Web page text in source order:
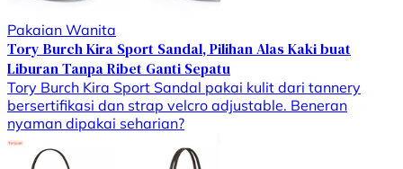
Pakaian Wanita
Tory Burch Kira Sport Sandal, Pilihan Alas Kaki buat
Liburan Tanpa Ribet Ganti Sepatu
Tory Burch Kira Sport Sandal pakai kulit dari tannery
bersertifikasi dan strap velcro adjustable. Beneran
nyaman dipakai seharian?